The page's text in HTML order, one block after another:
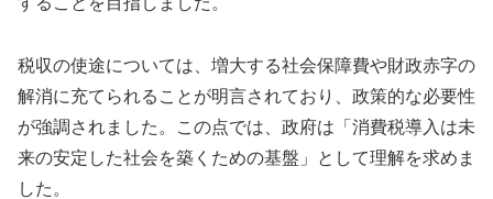
税収の使途については、増大する社会保障費や財政赤字の
解消に充てられることが明言されており、政策的な必要性
が強調されました。この点では、政府は「消費税導入は未
来の安定した社会を築くための基盤」として理解を求めま
した。